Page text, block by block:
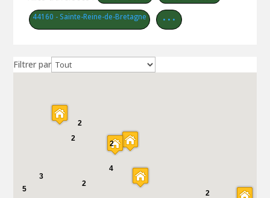
44160 - Sainte-Reine-de-Bretagne • • •
Filtrer par
2
4
2
2
2
2
3
5